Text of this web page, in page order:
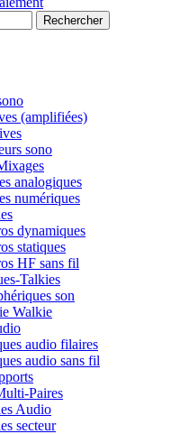
Rechercher
(amplifiées)
sono
analogiques
numériques
dynamiques
statiques
HF sans fil
Talkies
son
Walkie
audio filaires
audio sans fil
Paires
Audio
secteur